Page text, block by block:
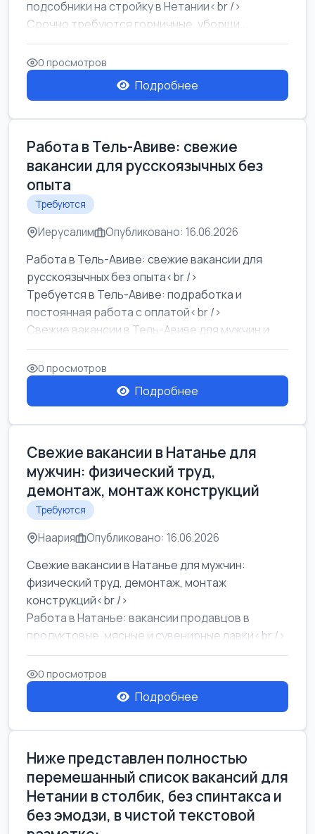
подсобники на стройку в Нетании<br />
Срочно требуются горничные, уборщи...
0 просмотров
Подробнее
Работа в Тель-Авиве: свежие
вакансии для русскоязычных без
опыта
Требуются
Иерусалим Опубликовано: 16.06.2026
Работа в Тель-Авиве: свежие вакансии для
русскоязычных без опыта<br />
Требуется в Тель-Авиве: подработка и
постоянная работа с оплатой<br />
Свежие вакансии в Тель-Авиве для мужчин и
женщин от хозя...
0 просмотров
Подробнее
Свежие вакансии в Натанье для
мужчин: физический труд,
демонтаж, монтаж конструкций
Требуются
Наария Опубликовано: 16.06.2026
Свежие вакансии в Натанье для мужчин:
физический труд, демонтаж, монтаж
конструкций<br />
Работа в Натанье: вакансии продавцов в
продуктовые, мясные и сувенирные лавки<br />
Разнорабочий на сборку м...
0 просмотров
Подробнее
Ниже представлен полностью
перемешанный список вакансий для
Нетании в столбик, без спинтакса и
без эмодзи, в чистой текстовой